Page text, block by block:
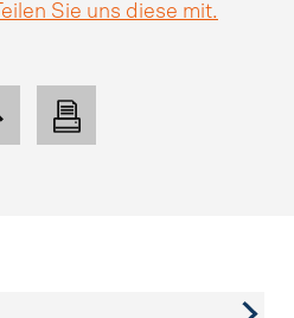
Teilen Sie uns diese mit.